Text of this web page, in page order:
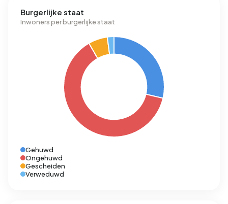
Burgerlijke staat
Inwoners per burgerlijke staat
Gehuwd
Ongehuwd
Gescheiden
Verweduwd